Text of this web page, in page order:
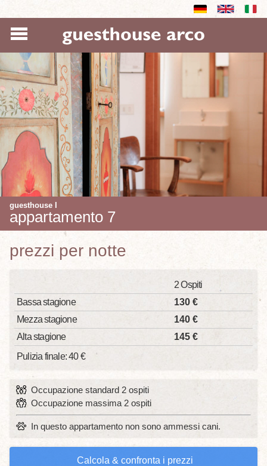
guesthouse I
appartamento 7
prezzi per notte
2 Ospiti
Bassa stagione
130 €
Mezza stagione
140 €
Alta stagione
145 €
Pulizia finale: 40 €
Occupazione standard 2 ospiti
Occupazione massima 2 ospiti
In questo appartamento non sono ammessi cani.
Calcola & confronta i prezzi